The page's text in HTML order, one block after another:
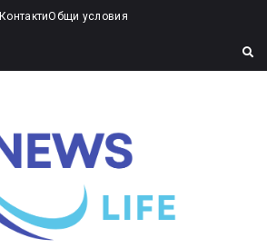
КонтактиОбщи условия